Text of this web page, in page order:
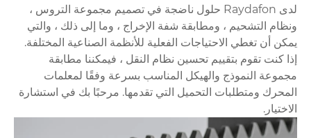
لدى Raydafon حلول ناضجة في تصميم مجموعة التروس ،
ونظام التشحيم ، ومطابقة شفة الإخراج ، وما إلى ذلك ، والتي
يمكن أن تغطي الاحتياجات الفعلية للأنظمة الصناعية المختلفة.
إذا كنت تقوم بتقييم تحسين نظام النقل ، فيمكننا مطابقة
مجموعة النموذج والهيكل المناسب بسرعة وفقًا لمعلمات
المحرك ومتطلبات التحميل التي تقدمها. مرحبًا بك في استشارة
الاختيار.